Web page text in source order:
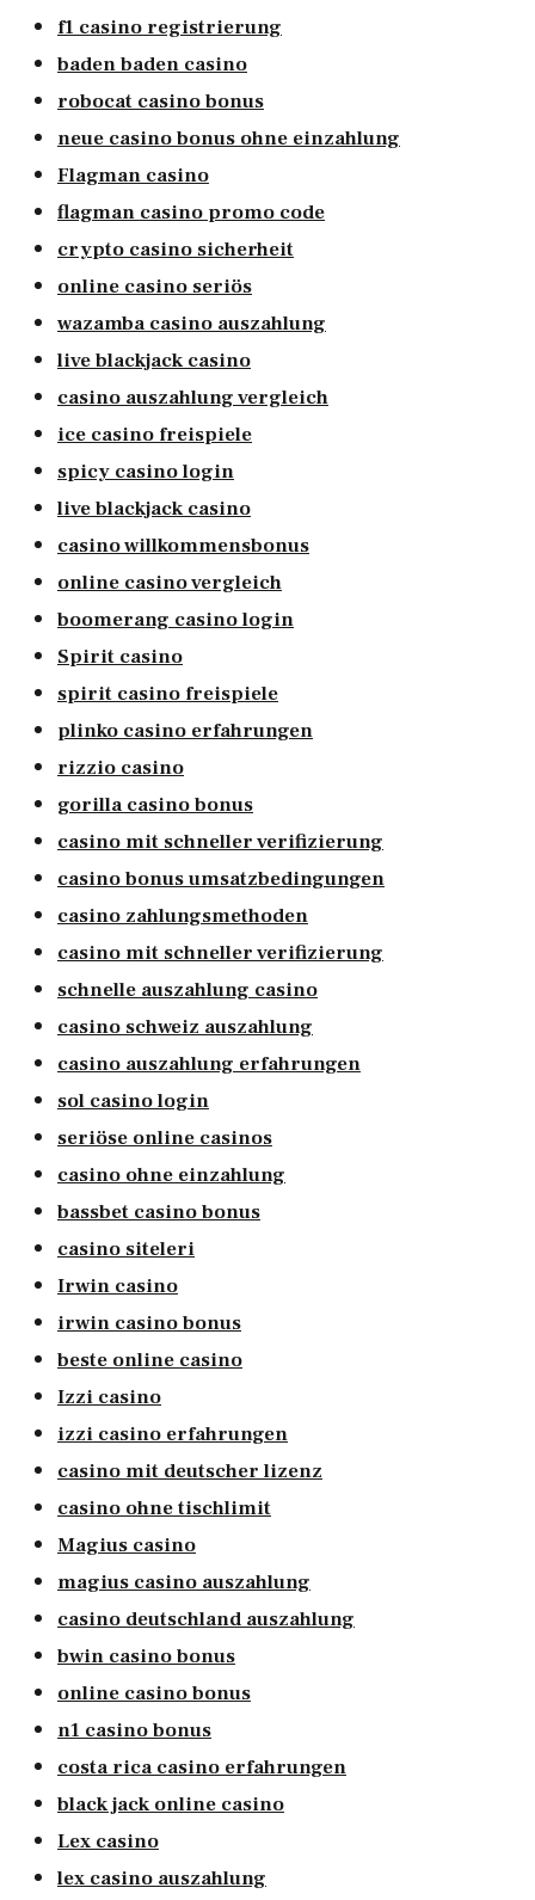
f1 casino registrierung
baden baden casino
robocat casino bonus
neue casino bonus ohne einzahlung
Flagman casino
flagman casino promo code
crypto casino sicherheit
online casino seriös
wazamba casino auszahlung
live blackjack casino
casino auszahlung vergleich
ice casino freispiele
spicy casino login
live blackjack casino
casino willkommensbonus
online casino vergleich
boomerang casino login
Spirit casino
spirit casino freispiele
plinko casino erfahrungen
rizzio casino
gorilla casino bonus
casino mit schneller verifizierung
casino bonus umsatzbedingungen
casino zahlungsmethoden
casino mit schneller verifizierung
schnelle auszahlung casino
casino schweiz auszahlung
casino auszahlung erfahrungen
sol casino login
seriöse online casinos
casino ohne einzahlung
bassbet casino bonus
casino siteleri
Irwin casino
irwin casino bonus
beste online casino
Izzi casino
izzi casino erfahrungen
casino mit deutscher lizenz
casino ohne tischlimit
Magius casino
magius casino auszahlung
casino deutschland auszahlung
bwin casino bonus
online casino bonus
n1 casino bonus
costa rica casino erfahrungen
black jack online casino
Lex casino
lex casino auszahlung